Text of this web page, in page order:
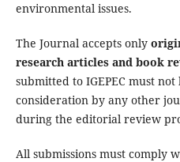
environmental issues.
The Journal accepts only
research articles and book
submitted to IGEPEC must
consideration by any other
during the editorial review
All submissions must comply